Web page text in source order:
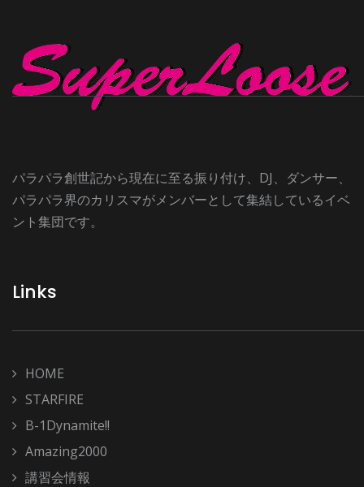
パラパラ創世記から現在に至る振り付け、DJ、ダンサー、
パラパラ界のカリスマがメンバーとして集結しているイベ
ント集団です。
Links
HOME
STARFIRE
B-1Dynamite!!
Amazing2000
講習会情報